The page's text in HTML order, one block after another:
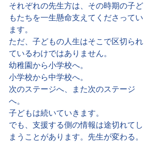
それぞれの先生方は、その時期の子ど
もたちを一生懸命支えてくださってい
ます。
ただ、子どもの人生はそこで区切られ
ているわけではありません。
幼稚園から小学校へ。
小学校から中学校へ。
次のステージへ、また次のステージ
へ。
子どもは続いていきます。
でも、支援する側の情報は途切れてし
まうことがあります。先生が変わる。